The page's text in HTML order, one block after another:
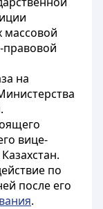
массовой
на
вице-
по
после его
.